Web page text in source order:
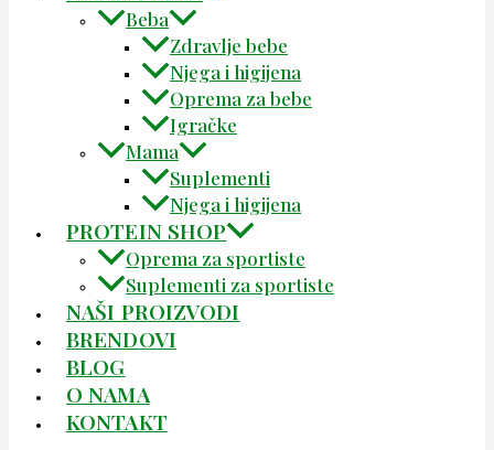
Beba
Zdravlje bebe
Njega i higijena
Oprema za bebe
Igračke
Mama
Suplementi
Njega i higijena
PROTEIN SHOP
Oprema za sportiste
Suplementi za sportiste
NAŠI PROIZVODI
BRENDOVI
BLOG
O NAMA
KONTAKT